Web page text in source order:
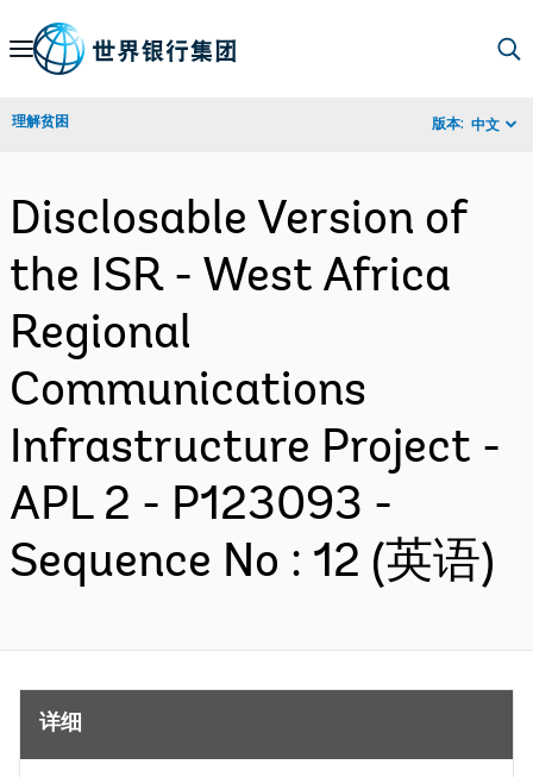
Skip
Navigation
理解贫困 版本: 中文
Disclosable Version of
the ISR - West Africa
Regional
Communications
Infrastructure Project -
APL 2 - P123093 -
Sequence No : 12 (英语)
详细